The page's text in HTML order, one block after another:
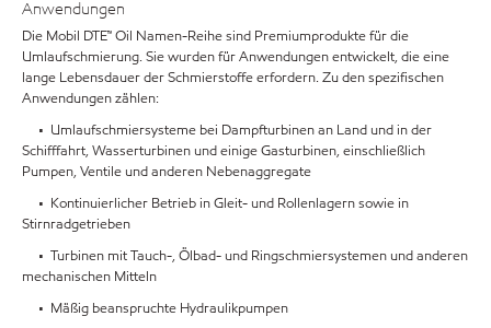
Anwendungen
Die Mobil DTE™ Oil Namen-Reihe sind Premiumprodukte für die
Umlaufschmierung. Sie wurden für Anwendungen entwickelt, die eine
lange Lebensdauer der Schmierstoffe erfordern. Zu den spezifischen
Anwendungen zählen:
• Umlaufschmiersysteme bei Dampfturbinen an Land und in der
Schifffahrt, Wasserturbinen und einige Gasturbinen, einschließlich
Pumpen, Ventile und anderen Nebenaggregate
• Kontinuierlicher Betrieb in Gleit- und Rollenlagern sowie in
Stirnradgetrieben
• Turbinen mit Tauch-, Ölbad- und Ringschmiersystemen und anderen
mechanischen Mitteln
• Mäßig beanspruchte Hydraulikpumpen